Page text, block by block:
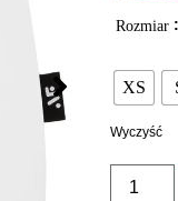
Rozmiar
XS
Wyczyść